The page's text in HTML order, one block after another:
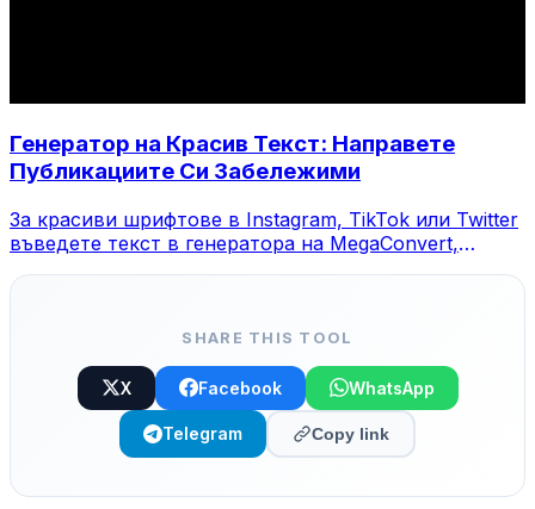
Генератор на Красив Текст: Направете
Публикациите Си Забележими
За красиви шрифтове в Instagram, TikTok или Twitter
въведете текст в генератора на MegaConvert,
SHARE THIS TOOL
X Facebook WhatsApp
Telegram Copy link